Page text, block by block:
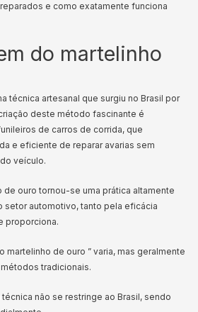
e como exatamente funciona
do martelinho
técnica artesanal que surgiu no Brasil por
deste método fascinante é
de carros de corrida, que
e eficiente de reparar avarias sem
veículo.
de ouro tornou-se uma prática altamente
setor automotivo, tanto pela eficácia
proporciona.
martelinho de ouro ” varia, mas geralmente
tradicionais.
não se restringe ao Brasil, sendo